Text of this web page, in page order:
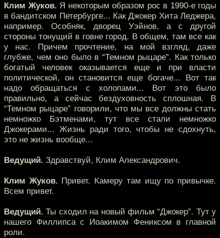
Клим Жуков. Я некоторым образом рос в 1990-е годы
в бандитском Петербурге... Как Джокер Хита Леджера,
например. Особняк, дворец Уэйнов, а с другой
стороны тонущий в говне город. В общем, там все как
у нас. Причем прочтение, на мой взгляд, даже
глубже, чем оно было в “Темном рыцаре”. Как только
богатый человек оказывается еще и при власти
политической, он становится еще богаче... Вот так
надо обращаться с холопами... Вот это было
правильно, а сейчас бездуховность сплошная. В
“Темном рыцаре” говорили, что мы все должны стать
немножко Бэтменами, тут все стали немножко
Джокерами... Жизнь ради того, чтобы не сдохнуть,
это не жизнь вообще...
Ведущий. Здравствуй, Клим Александрович.
Клим Жуков. Привет. Камеру там ищу по привычке.
Всем привет.
Ведущий. Ты сходил на новый фильм “Джокер”. Тут у
нашего Филлипса с Иоакимом Фениксом в главной
роли.